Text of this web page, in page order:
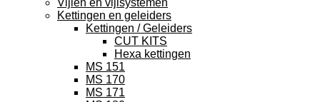
Vijlen en vijlsystemen
Kettingen en geleiders
Kettingen / Geleiders
CUT KITS
Hexa kettingen
MS 151
MS 170
MS 171